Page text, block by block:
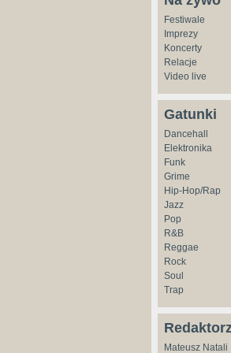
Festiwale
Imprezy
Koncerty
Relacje
Video live
Gatunki
Dancehall
Elektronika
Funk
Grime
Hip-Hop/Rap
Jazz
Pop
R&B
Reggae
Rock
Soul
Trap
Mateusz Natali